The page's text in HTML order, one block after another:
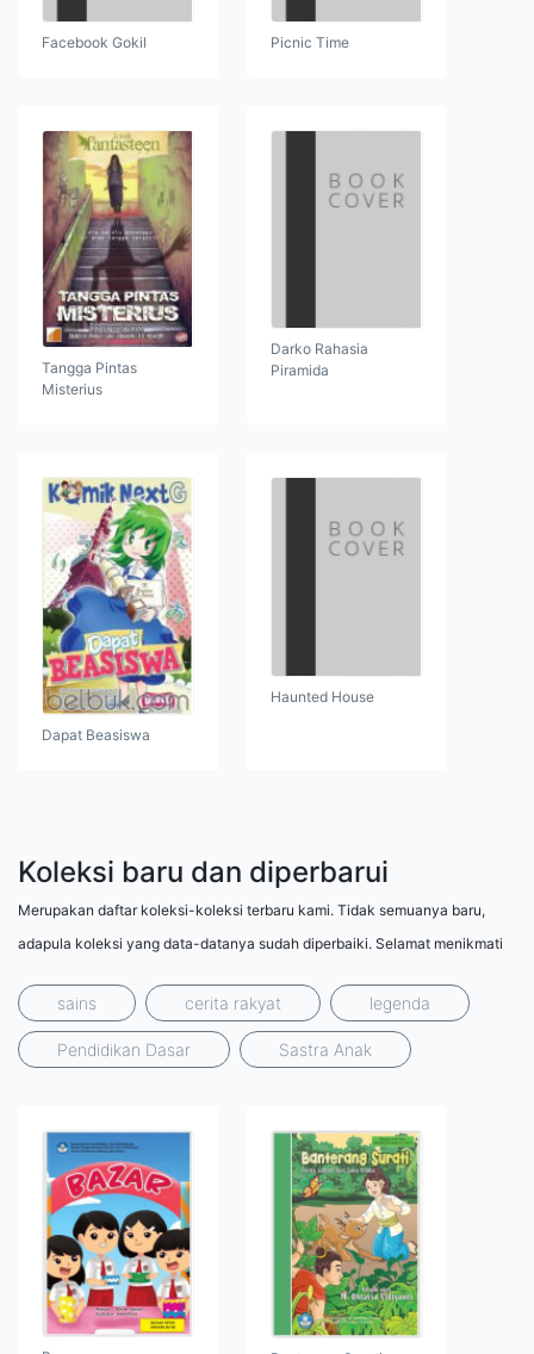
Facebook Gokil Picnic Time
Tangga Pintas
Misterius
Darko Rahasia
Piramida
Dapat Beasiswa
Haunted House
Koleksi baru dan diperbarui
Merupakan daftar koleksi-koleksi terbaru kami. Tidak semuanya baru,
adapula koleksi yang data-datanya sudah diperbaiki. Selamat menikmati
sains cerita rakyat legenda
Pendidikan Dasar Sastra Anak